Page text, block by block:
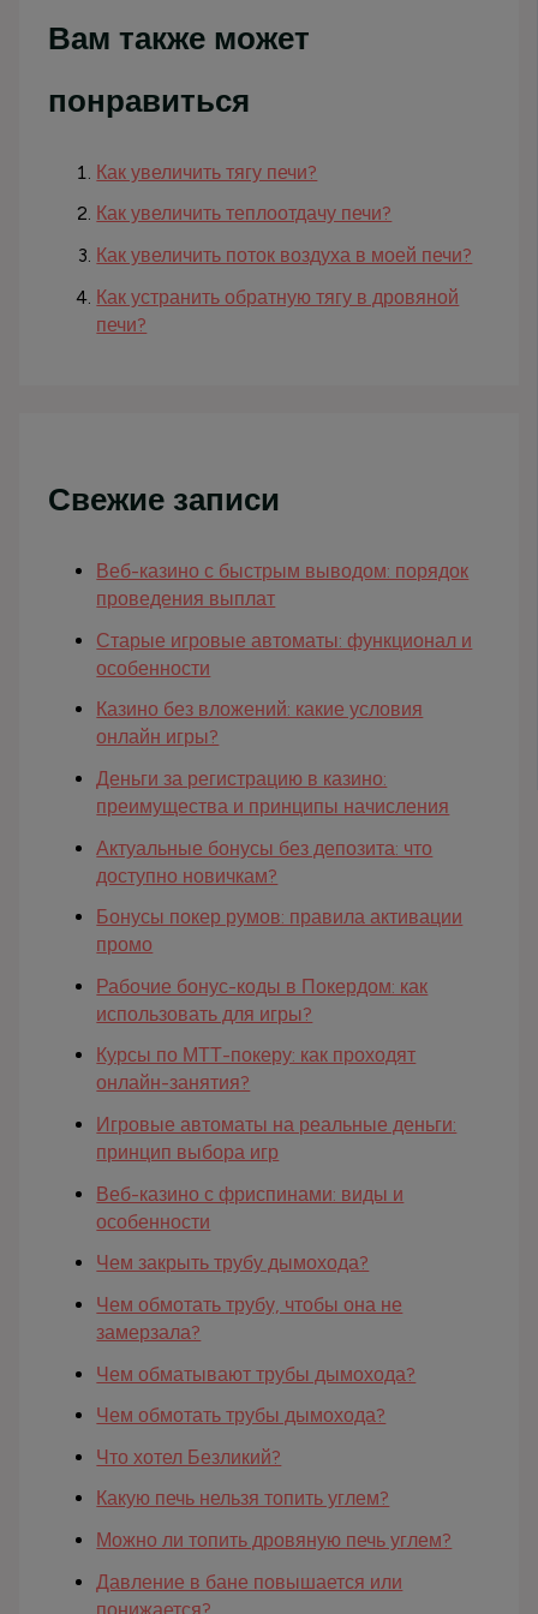
Вам также может
понравиться
Как увеличить тягу печи?
Как увеличить теплоотдачу печи?
Как увеличить поток воздуха в моей печи?
Как устранить обратную тягу в дровяной
печи?
Свежие записи
Веб-казино с быстрым выводом: порядок
проведения выплат
Старые игровые автоматы: функционал и
особенности
Казино без вложений: какие условия
онлайн игры?
Деньги за регистрацию в казино:
преимущества и принципы начисления
Актуальные бонусы без депозита: что
доступно новичкам?
Бонусы покер румов: правила активации
промо
Рабочие бонус-коды в Покердом: как
использовать для игры?
Курсы по МТТ-покеру: как проходят
онлайн-занятия?
Игровые автоматы на реальные деньги:
принцип выбора игр
Веб-казино с фриспинами: виды и
особенности
Чем закрыть трубу дымохода?
Чем обмотать трубу, чтобы она не
замерзала?
Чем обматывают трубы дымохода?
Чем обмотать трубы дымохода?
Что хотел Безликий?
Какую печь нельзя топить углем?
Можно ли топить дровяную печь углем?
Давление в бане повышается или